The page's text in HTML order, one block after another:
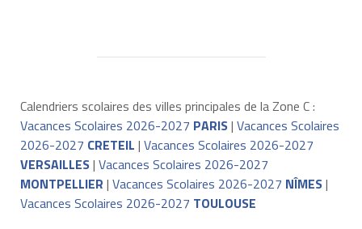
Calendriers scolaires des villes principales de la Zone C :
Vacances Scolaires 2026-2027 PARIS| Vacances Scolaires
2026-2027 CRETEIL | Vacances Scolaires 2026-2027
VERSAILLES| Vacances Scolaires 2026-2027
MONTPELLIER | Vacances Scolaires 2026-2027 NÎMES|
Vacances Scolaires 2026-2027 TOULOUSE